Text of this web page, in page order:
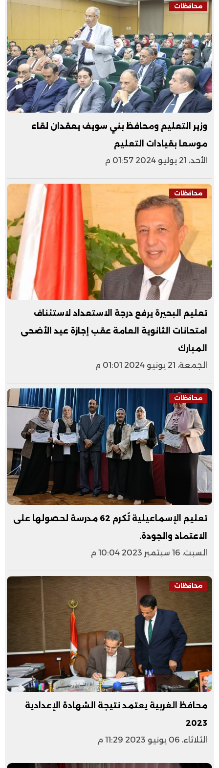
محافظات
وزير التعليم ومحافظ بني سويف يعقدان لقاء
موسعا بقيادات التعليم
الأحد، 21 يوليو 2024 01:57 م
محافظات
تعليم البحيرة يرفع درجة الاستعداد لاستئناف
امتحانات الثانوية العامة عقب إجازة عيد الأضحى
المبارك
الجمعة، 21 يونيو 2024 01:01 م
محافظات
تعليم الإسماعيلية تُكرم 62 مدرسة لحصولها على
الاعتماد والجودة.
السبت، 16 سبتمبر 2023 10:04 م
محافظات
محافظ الغربية يعتمد نتيجة الشهادة الإعدادية
2023
الثلاثاء، 06 يونيو 2023 11:29 م